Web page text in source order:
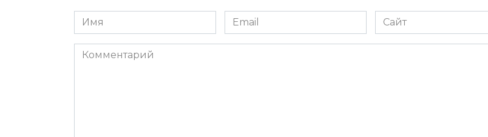
Имя Email Сайт
Комментарий